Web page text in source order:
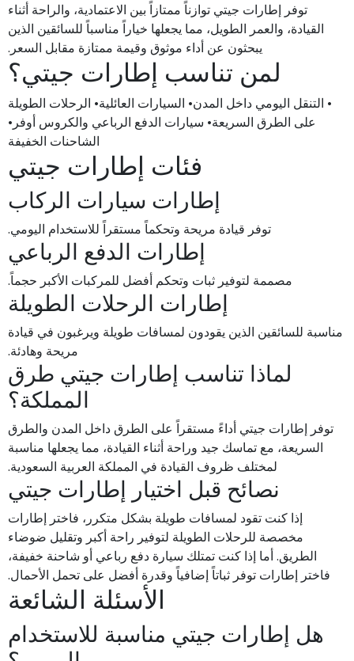
توفر إطارات جيتي توازناً ممتازاً بين الاعتمادية، والراحة أثناء
القيادة، والعمر الطويل، مما يجعلها خياراً مناسباً للسائقين الذين
يبحثون عن أداء موثوق وقيمة ممتازة مقابل السعر.
لمن تناسب إطارات جيتي؟
• التنقل اليومي داخل المدن• السيارات العائلية• الرحلات الطويلة
على الطرق السريعة• سيارات الدفع الرباعي والكروس أوفر•
الشاحنات الخفيفة
فئات إطارات جيتي
إطارات سيارات الركاب
توفر قيادة مريحة وتحكماً مستقراً للاستخدام اليومي.
إطارات الدفع الرباعي
مصممة لتوفير ثبات وتحكم أفضل للمركبات الأكبر حجماً.
إطارات الرحلات الطويلة
مناسبة للسائقين الذين يقودون لمسافات طويلة ويرغبون في قيادة
مريحة وهادئة.
لماذا تناسب إطارات جيتي طرق
المملكة؟
توفر إطارات جيتي أداءً مستقراً على الطرق داخل المدن والطرق
السريعة، مع تماسك جيد وراحة أثناء القيادة، مما يجعلها مناسبة
لمختلف ظروف القيادة في المملكة العربية السعودية.
نصائح قبل اختيار إطارات جيتي
إذا كنت تقود لمسافات طويلة بشكل متكرر، فاختر إطارات
مخصصة للرحلات الطويلة لتوفير راحة أكبر وتقليل ضوضاء
الطريق. أما إذا كنت تمتلك سيارة دفع رباعي أو شاحنة خفيفة،
فاختر إطارات توفر ثباتاً إضافياً وقدرة أفضل على تحمل الأحمال.
الأسئلة الشائعة
هل إطارات جيتي مناسبة للاستخدام